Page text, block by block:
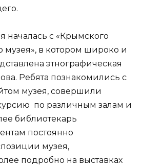
началась с «Крымского
музея», в котором широко и
этнографическая
Ребята познакомились с
музея, совершили
по различным залам и
библиотекарь
постоянно
музея,
подробно на выставках